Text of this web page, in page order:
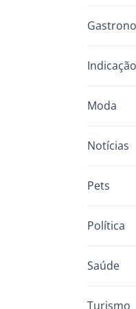
Moda
Notícias
Pets
Política
Saúde
Turismo